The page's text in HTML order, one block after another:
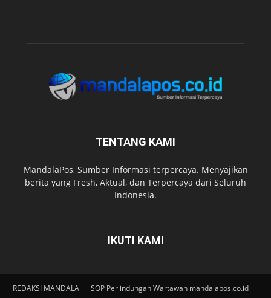
TENTANG KAMI
MandalaPos, Sumber Informasi terpercaya. Menyajikan
berita yang Fresh, Aktual, dan Terpercaya dari Seluruh
Indonesia.
IKUTI KAMI
REDAKSI MANDALA
SOP Perlindungan Wartawan mandalapos.co.id